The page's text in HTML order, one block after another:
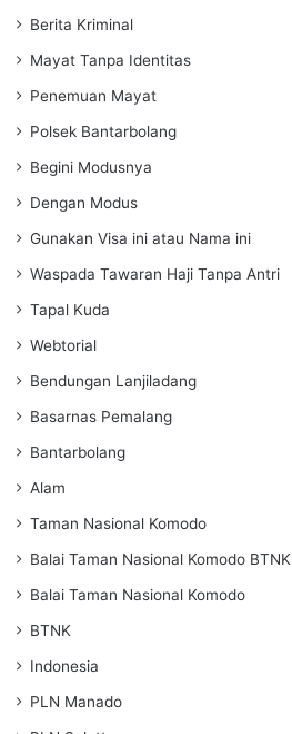
Berita Kriminal
Mayat Tanpa Identitas
Penemuan Mayat
Polsek Bantarbolang
Begini Modusnya
Dengan Modus
Gunakan Visa ini atau Nama ini
Waspada Tawaran Haji Tanpa Antri
Tapal Kuda
Webtorial
Bendungan Lanjiladang
Basarnas Pemalang
Bantarbolang
Alam
Taman Nasional Komodo
Balai Taman Nasional Komodo BTNK
Balai Taman Nasional Komodo
BTNK
Indonesia
PLN Manado